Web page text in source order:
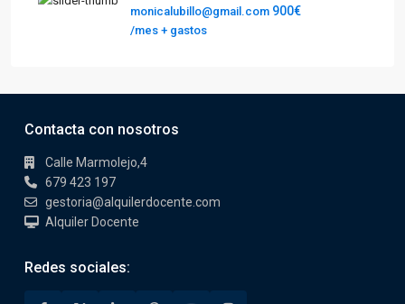
monicalubillo@gmail.com 900€
/mes + gastos
Contacta con nosotros
Calle Marmolejo,4
679 423 197
gestoria@alquilerdocente.com
Alquiler Docente
Redes sociales: